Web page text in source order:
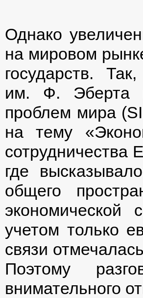
Однако
на мировом
государств.
им. Ф. Эберта и
проблем мира
на тему
сотрудничества
где
общего
учетом только
связи
Поэтому
внимательного